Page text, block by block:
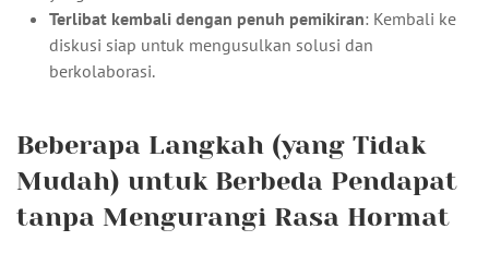
Terlibat kembali dengan penuh pemikiran: Kembali ke
diskusi siap untuk mengusulkan solusi dan
berkolaborasi.
Beberapa Langkah (yang Tidak
Mudah) untuk Berbeda Pendapat
tanpa Mengurangi Rasa Hormat